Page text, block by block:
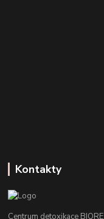
Kontakty
Centrum detoxikace